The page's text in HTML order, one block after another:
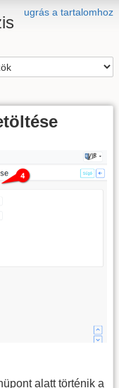
ugrás a tartalomhoz
alatt történik a